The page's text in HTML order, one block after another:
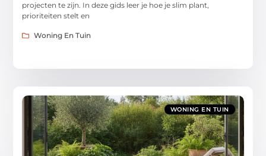
projecten te zijn. In deze gids leer je hoe je slim plant,
prioriteiten stelt en
Woning En Tuin
WONING EN TUIN